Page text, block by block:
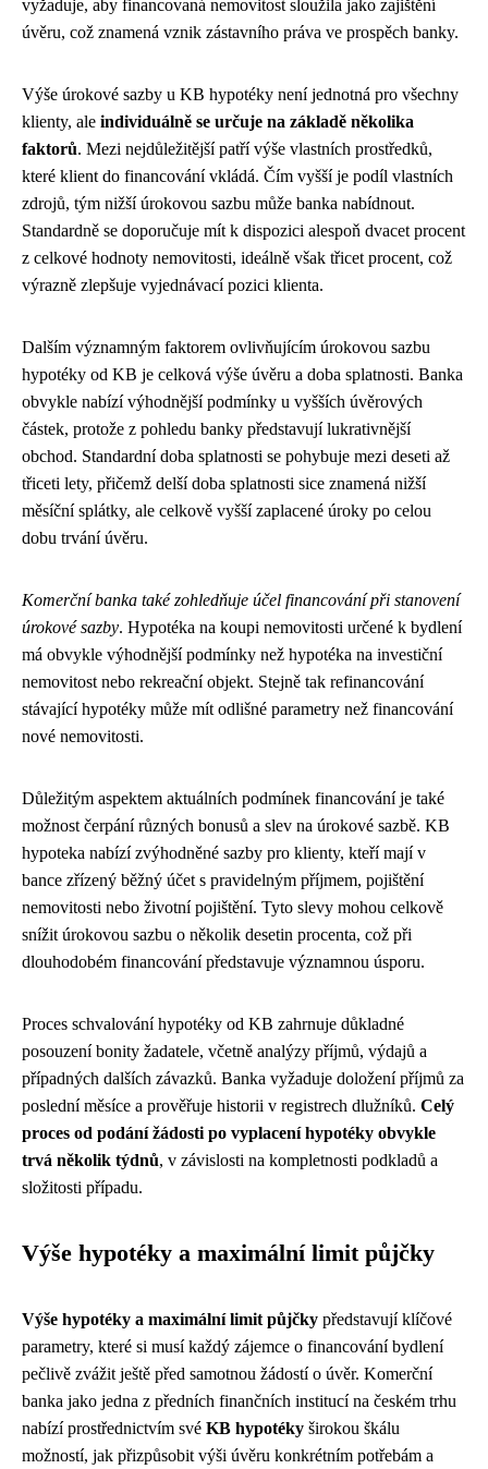
vyžaduje, aby financovaná nemovitost sloužila jako zajištění
úvěru, což znamená vznik zástavního práva ve prospěch banky.
Výše úrokové sazby u KB hypotéky není jednotná pro všechny
klienty, ale individuálně se určuje na základě několika
faktorů. Mezi nejdůležitější patří výše vlastních prostředků,
které klient do financování vkládá. Čím vyšší je podíl vlastních
zdrojů, tým nižší úrokovou sazbu může banka nabídnout.
Standardně se doporučuje mít k dispozici alespoň dvacet procent
z celkové hodnoty nemovitosti, ideálně však třicet procent, což
výrazně zlepšuje vyjednávací pozici klienta.
Dalším významným faktorem ovlivňujícím úrokovou sazbu
hypotéky od KB je celková výše úvěru a doba splatnosti. Banka
obvykle nabízí výhodnější podmínky u vyšších úvěrových
částek, protože z pohledu banky představují lukrativnější
obchod. Standardní doba splatnosti se pohybuje mezi deseti až
třiceti lety, přičemž delší doba splatnosti sice znamená nižší
měsíční splátky, ale celkově vyšší zaplacené úroky po celou
dobu trvání úvěru.
Komerční banka také zohledňuje účel financování při stanovení
úrokové sazby. Hypotéka na koupi nemovitosti určené k bydlení
má obvykle výhodnější podmínky než hypotéka na investiční
nemovitost nebo rekreační objekt. Stejně tak refinancování
stávající hypotéky může mít odlišné parametry než financování
nové nemovitosti.
Důležitým aspektem aktuálních podmínek financování je také
možnost čerpání různých bonusů a slev na úrokové sazbě. KB
hypoteka nabízí zvýhodněné sazby pro klienty, kteří mají v
bance zřízený běžný účet s pravidelným příjmem, pojištění
nemovitosti nebo životní pojištění. Tyto slevy mohou celkově
snížit úrokovou sazbu o několik desetin procenta, což při
dlouhodobém financování představuje významnou úsporu.
Proces schvalování hypotéky od KB zahrnuje důkladné
posouzení bonity žadatele, včetně analýzy příjmů, výdajů a
případných dalších závazků. Banka vyžaduje doložení příjmů za
poslední měsíce a prověřuje historii v registrech dlužníků. Celý
proces od podání žádosti po vyplacení hypotéky obvykle
trvá několik týdnů, v závislosti na kompletnosti podkladů a
složitosti případu.
Výše hypotéky a maximální limit půjčky
Výše hypotéky a maximální limit půjčky představují klíčové
parametry, které si musí každý zájemce o financování bydlení
pečlivě zvážit ještě před samotnou žádostí o úvěr. Komerční
banka jako jedna z předních finančních institucí na českém trhu
nabízí prostřednictvím své KB hypotéky širokou škálu
možností, jak přizpůsobit výši úvěru konkrétním potřebám a